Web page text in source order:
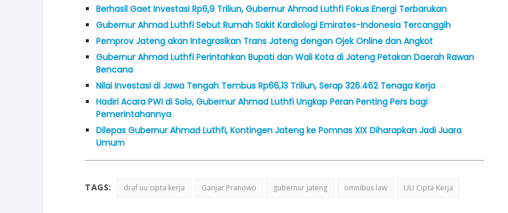
Berhasil Gaet Investasi Rp6,9 Triliun, Gubernur Ahmad Luthfi Fokus Energi Terbarukan
Gubernur Ahmad Luthfi Sebut Rumah Sakit Kardiologi Emirates-Indonesia Tercanggih
Pemprov Jateng akan Integrasikan Trans Jateng dengan Ojek Online dan Angkot
Gubernur Ahmad Luthfi Perintahkan Bupati dan Wali Kota di Jateng Petakan Daerah Rawan
Bencana
Nilai Investasi di Jawa Tengah Tembus Rp66,13 Triliun, Serap 326.462 Tenaga Kerja
Hadiri Acara PWI di Solo, Gubernur Ahmad Luthfi Ungkap Peran Penting Pers bagi
Pemerintahannya
Dilepas Gubernur Ahmad Luthfi, Kontingen Jateng ke Pomnas XIX Diharapkan Jadi Juara
Umum
TAGS: draf uu cipta kerja Ganjar Pranowo gubernur Jateng omnibus law UU Cipta Kerja